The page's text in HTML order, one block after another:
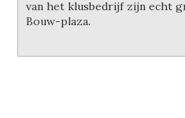
van het klusbedrijf zijn echt
Bouw-plaza.